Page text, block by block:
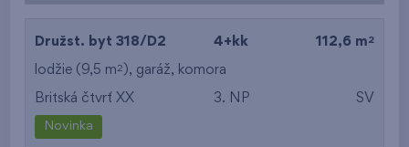
Družst. byt 318/D2 4+kk 112,6 m 2
lodžie (9,5 m2 ), garáž, komora
Britská čtvrť XX 3. NP SV
Novinka